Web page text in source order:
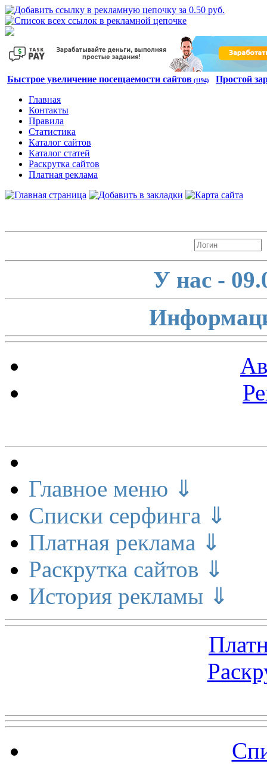
Быстрое увеличение посещаемости сайтов (1194)
Простой
Главная
Контакты
Правила
Статистика
Каталог сайтов
Каталог статей
Раскрутка сайтов
Платная реклама
У нас -
Главное меню ⇓
Списки серфинга ⇓
Платная реклама ⇓
Раскрутка сайтов ⇓
История рекламы ⇓